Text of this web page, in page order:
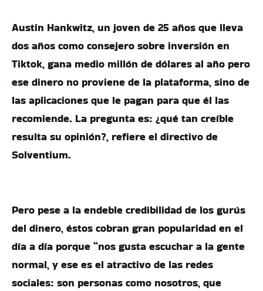
Austin Hankwitz, un joven de 25 años que lleva
dos años como consejero sobre inversión en
Tiktok, gana medio millón de dólares al año pero
ese dinero no proviene de la plataforma, sino de
las aplicaciones que le pagan para que él las
recomiende. La pregunta es: ¿qué tan creíble
resulta su opinión?, refiere el directivo de
Solventium.
Pero pese a la endeble credibilidad de los gurús
del dinero, éstos cobran gran popularidad en el
día a día porque “nos gusta escuchar a la gente
normal, y ese es el atractivo de las redes
sociales: son personas como nosotros, que